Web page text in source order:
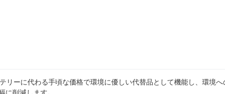
リーに代わる手頃な価格で環境に優しい代替品として機能し、環境へ